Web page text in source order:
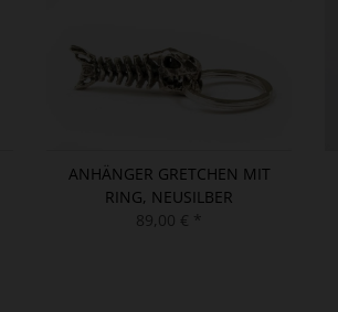
ANHÄNGER GRETCHEN MIT
RING, NEUSILBER
89,00 € *